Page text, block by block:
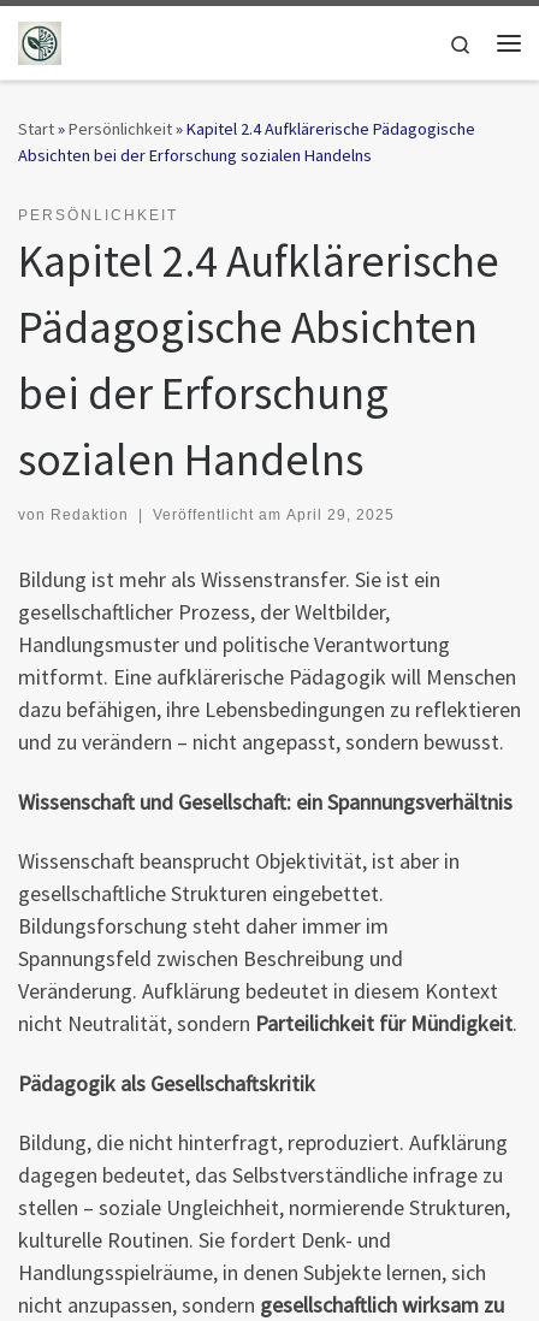
Zum Inhalt springen
Search
Start»Persönlichkeit»Kapitel 2.4 Aufklärerische Pädagogische
Absichten bei der Er­forschung sozialen Handelns
PERSÖNLICHKEIT
Kapitel 2.4 Aufklärerische
Pädagogische Absichten
bei der Er­forschung
sozialen Handelns
von Redaktion Veröffentlicht am April 29, 2025
Bildung ist mehr als Wissenstransfer. Sie ist ein
gesellschaftlicher Prozess, der Weltbilder,
Handlungsmuster und politische Verantwortung
mitformt. Eine aufklärerische Pädagogik will Menschen
dazu befähigen, ihre Lebensbedingungen zu reflektieren
und zu verändern – nicht angepasst, sondern bewusst.
Wissenschaft und Gesellschaft: ein Spannungsverhältnis
Wissenschaft beansprucht Objektivität, ist aber in
gesellschaftliche Strukturen eingebettet.
Bildungsforschung steht daher immer im
Spannungsfeld zwischen Beschreibung und
Veränderung. Aufklärung bedeutet in diesem Kontext
nicht Neutralität, sondern Parteilichkeit für Mündigkeit.
Pädagogik als Gesellschaftskritik
Bildung, die nicht hinterfragt, reproduziert. Aufklärung
dagegen bedeutet, das Selbstverständliche infrage zu
stellen – soziale Ungleichheit, normierende Strukturen,
kulturelle Routinen. Sie fordert Denk- und
Handlungsspielräume, in denen Subjekte lernen, sich
nicht anzupassen, sondern gesellschaftlich wirksam zu